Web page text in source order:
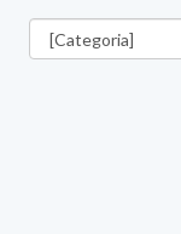
Categorías